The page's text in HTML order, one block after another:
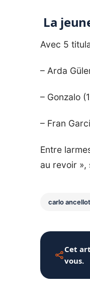
La
Avec 5
– Arda
– Gonzalo
– Fran
Entre
au revoir »,
carlo
Cet
vous.